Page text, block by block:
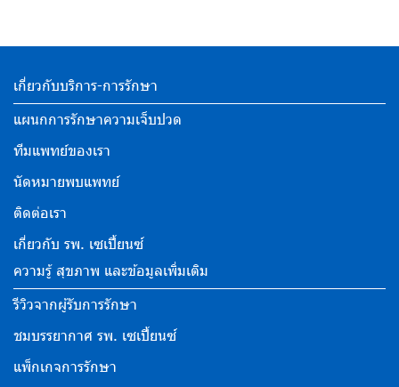
เกี่ยวกับบริการ-การรักษา
แผนกการรักษาความเจ็บปวด
ทีมแพทย์ของเรา
นัดหมายพบแพทย์
ติดต่อเรา
เกี่ยวกับ รพ. เซเปี้ยนซ์
ความรู้ สุขภาพ และข้อมูลเพิ่มเติม
รีวิวจากผู้รับการรักษา
ชมบรรยากาศ รพ. เซเปี้ยนซ์
แพ็กเกจการรักษา